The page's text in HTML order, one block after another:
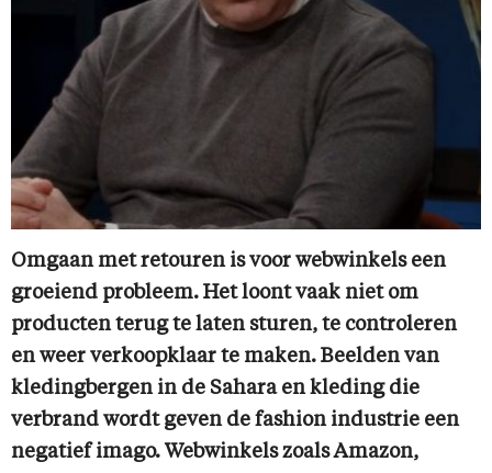
Omgaan met retouren is voor webwinkels een
groeiend probleem. Het loont vaak niet om
producten terug te laten sturen, te controleren
en weer verkoopklaar te maken. Beelden van
kledingbergen in de Sahara en kleding die
verbrand wordt geven de fashion industrie een
negatief imago. Webwinkels zoals Amazon,